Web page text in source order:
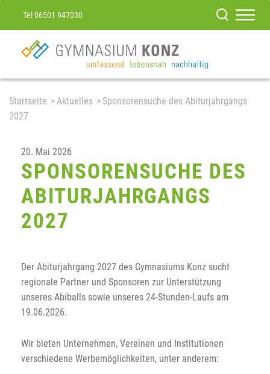
Tel 06501 947030
Startseite Aktuelles
Sponsorensuche des Abiturjahrgangs
2027
20. Mai 2026
SPONSORENSUCHE DES
ABITURJAHRGANGS
2027
Der Abiturjahrgang 2027 des Gymnasiums Konz sucht
regionale Partner und Sponsoren zur Unterstützung
unseres Abiballs sowie unseres 24-Stunden-Laufs am
19.06.2026.
Wir bieten Unternehmen, Vereinen und Institutionen
verschiedene Werbemöglichkeiten, unter anderem: